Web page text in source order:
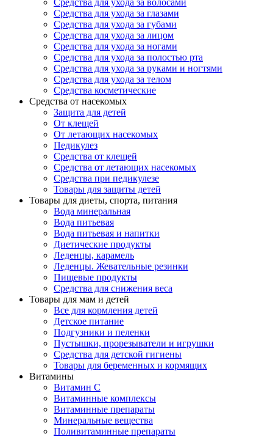
Средства для ухода за волосами
Средства для ухода за глазами
Средства для ухода за губами
Средства для ухода за лицом
Средства для ухода за ногами
Средства для ухода за полостью рта
Средства для ухода за руками и ногтями
Средства для ухода за телом
Средства косметические
Средства от насекомых
Защита для детей
От клещей
От летающих насекомых
Педикулез
Средства от клещей
Средства от летающих насекомых
Средства при педикулезе
Товары для защиты детей
Товары для диеты, спорта, питания
Вода минеральная
Вода питьевая
Вода питьевая и напитки
Диетические продукты
Леденцы, карамель
Леденцы. Жевательные резинки
Пищевые продукты
Средства для снижения веса
Товары для мам и детей
Все для кормления детей
Детское питание
Подгузники и пеленки
Пустышки, прорезыватели и игрушки
Средства для детской гигиены
Товары для беременных и кормящих
Витамины
Витамин С
Витаминные комплексы
Витаминные препараты
Минеральные вещества
Поливитаминные препараты